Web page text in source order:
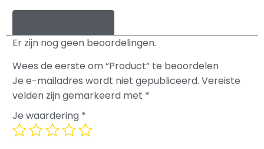
Er zijn nog geen beoordelingen.
Wees de eerste om “Product” te beoordelen
Je e-mailadres wordt niet gepubliceerd. Vereiste
velden zijn gemarkeerd met *
Je waardering *